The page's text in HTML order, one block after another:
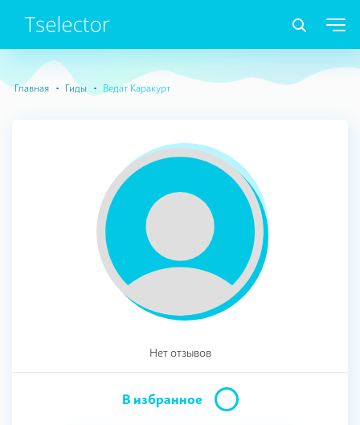
Главная Гиды Ведат Каракурт
Нет отзывов
В избранное